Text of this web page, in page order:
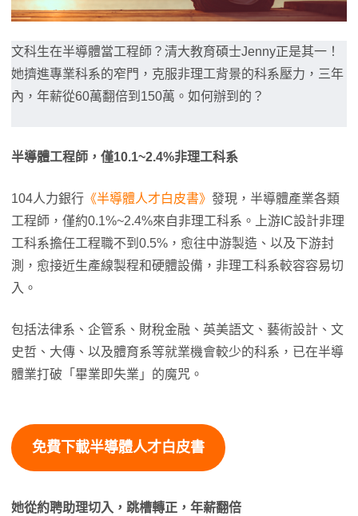
文科生在半導體當工程師？清大教育碩士Jenny正是其一！
她擠進專業科系的窄門，克服非理工背景的科系壓力，三年
內，年薪從60萬翻倍到150萬。如何辦到的？
半導體工程師，僅10.1~2.4%非理工科系
104人力銀行 《半導體人才白皮書》 發現，半導體產業各類
工程師，僅約0.1%~2.4%來自非理工科系。上游IC設計非理
工科系擔任工程職不到0.5%，愈往中游製造、以及下游封
測，愈接近生產線製程和硬體設備，非理工科系較容容易切
入。
包括法律系、企管系、財稅金融、英美語文、藝術設計、文
史哲、大傳、以及體育系等就業機會較少的科系，已在半導
體業打破「畢業即失業」的魔咒。
免費下載半導體人才白皮書
她從約聘助理切入，跳槽轉正，年薪翻倍